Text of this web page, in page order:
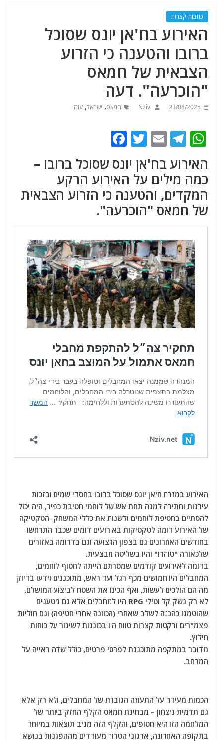
כתבות קצרות
האירוע בח'אן יונס שסוכל
ברובו והטענה כי הזרוע
הצבאית של חמאס
"הוכרעה". דעה
23/08/2025
Nziv חמאס, ישראל,עזה
W
at
s
A
p
p
T
e
g
ra
m
E
m
ai
l
T
itt
er
c
e
b
o
o
k
האירוע בח'אן יונס שסוכל ברובו –
כמה מילים על האירוע הרקע
המקדים, והטענה כי הזרוע הצבאית
של חמאס "הוכרעה".
האירוע במזרח ח'אן יונס שסוכל ברובו בחסדי שמים ובזכות
עירנות וחתירה למגה תחת אש של לוחמי חטיבת כפיר, היה יכול
להסתיים בחטיפת לוחמים ולשנות את כללי המשחק- הטקטיקה
של האירוע דומה לטקטיקות באירועים דומים שכבר התרחשו
בחודשים האחרונים גם בצפון הרצועה וגם בדרומה באזורים
שלכאורה "טוהרו" והיו בשליטה מבצעית.
בדומה לאירועים קודמים שמטרתם הייתה לחטוף לוחמים,
המחבלים היו חמושים מכף רגל ועד ראש, מתוכננים וידעו בדיוק
מה הם הולכים לעשות, ואף הכינו את השטח לביצוע המושלם,
לא רק נשק קל וטילי RPG היו למחבלים אלא גם מטענים
שהוטמנו כהכנה לשלב שאחרי (הכוונה אחרי חטיפה) וגם חוליות
פצמ"רים ורקטות קצרות טווח היו בכוננות לשיגור על כוחות
חילוץ.
מדובר במתקפה מתוכננת לפרטי פרטים, כולל שדה ראייה על
המרחב.
הכמות מעידה על התעוזה הגוברת של המחבלים, ולא רק אלא
גם תדמית ניצחון – מבחינת חמאס הקלף החזק ביותר של
המלחמה הזו היא חטופים, והקלף הזה מניב תוצאות במיוחד
בתקופה האחרונה, ארגוני הטרור מעודדים מההפגנות בנושא